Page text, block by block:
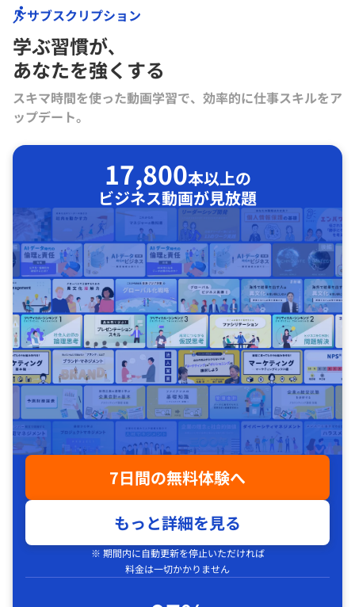
サブスクリプション
学ぶ習慣が､
あなたを強くする
スキマ時間を使った動画学習で、効率的に仕事スキルをア
ップデート。
17,800本以上の
ビジネス動画が見放題
7日間の無料体験へ
もっと詳細を見る
※ 期間内に自動更新を停止いただければ
料金は一切かかりません